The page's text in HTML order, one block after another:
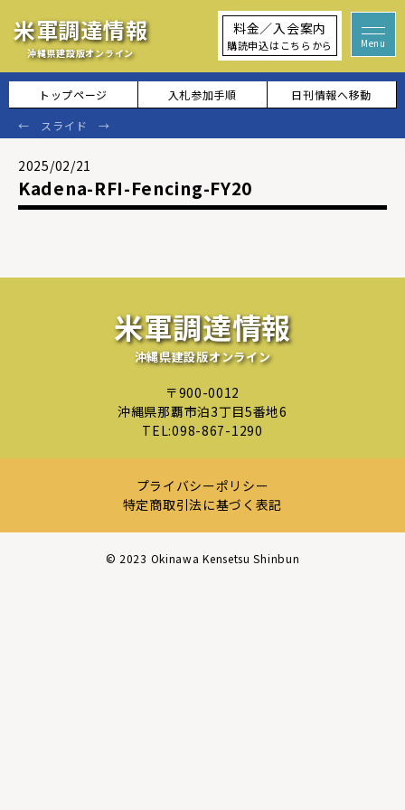
米軍調達情報
沖縄県建設版オンライン
料金／入会案内
購読申込はこちらから
トップページ 入札参加手順 日刊情報へ移動
2025/02/21
Kadena-RFI-Fencing-FY20
米軍調達情報
沖縄県建設版オンライン
〒900-0012
沖縄県那覇市泊3丁目5番地6
TEL:098-867-1290
プライバシーポリシー
特定商取引法に基づく表記
©︎ 2023 Okinawa Kensetsu Shinbun